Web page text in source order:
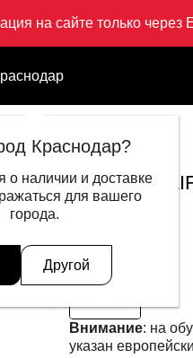
на сайте только через
Краснодар?
наличии и доставке
для вашего
города.
Другой
LI-NING
Кроссовки
5 999 ₽
Внимание: на
указан